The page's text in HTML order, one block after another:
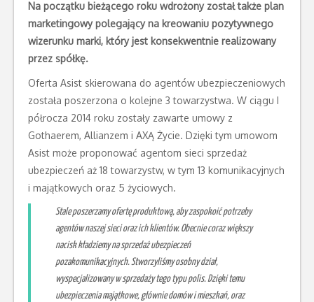
Na początku bieżącego roku wdrożony został także plan
marketingowy polegający na kreowaniu pozytywnego
wizerunku marki, który jest konsekwentnie realizowany
przez spółkę.
Oferta Asist skierowana do agentów ubezpieczeniowych
została poszerzona o kolejne 3 towarzystwa. W ciągu I
półrocza 2014 roku zostały zawarte umowy z
Gothaerem, Allianzem i AXĄ Życie. Dzięki tym umowom
Asist może proponować agentom sieci sprzedaż
ubezpieczeń aż 18 towarzystw, w tym 13 komunikacyjnych
i majątkowych oraz 5 życiowych.
Stale poszerzamy ofertę produktową, aby zaspokoić potrzeby
agentów naszej sieci oraz ich klientów. Obecnie coraz większy
nacisk kładziemy na sprzedaż ubezpieczeń
pozakomunikacyjnych. Stworzyliśmy osobny dział,
wyspecjalizowany w sprzedaży tego typu polis. Dzięki temu
ubezpieczenia majątkowe, głównie domów i mieszkań, oraz